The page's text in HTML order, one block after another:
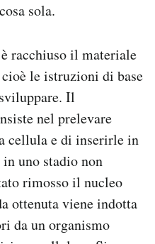
sola.
racchiuso il materiale
le istruzioni di base
Il
nel prelevare
cellula e di inserirle in
uno stadio non
rimosso il nucleo
ottenuta viene indotta
da un organismo